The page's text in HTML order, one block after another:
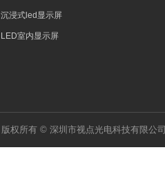
沉浸式led显示屏
LED室内显示屏
版权所有 © 深圳市视点光电科技有限公司